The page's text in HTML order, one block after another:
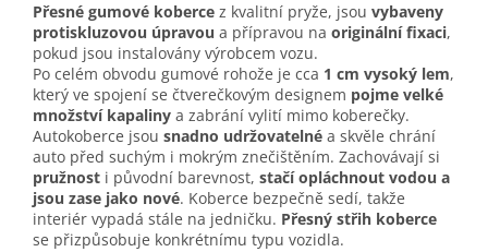
Přesné gumové koberce z kvalitní pryže, jsou vybaveny
protiskluzovou úpravou a přípravou na originální fixaci,
pokud jsou instalovány výrobcem vozu.
Po celém obvodu gumové rohože je cca 1 cm vysoký lem,
který ve spojení se čtverečkovým designem pojme velké
množství kapaliny a zabrání vylití mimo koberečky.
Autokoberce jsou snadno udržovatelné a skvěle chrání
auto před suchým i mokrým znečištěním. Zachovávají si
pružnost i původní barevnost, stačí opláchnout vodou a
jsou zase jako nové. Koberce bezpečně sedí, takže
interiér vypadá stále na jedničku. Přesný střih koberce
se přizpůsobuje konkrétnímu typu vozidla.